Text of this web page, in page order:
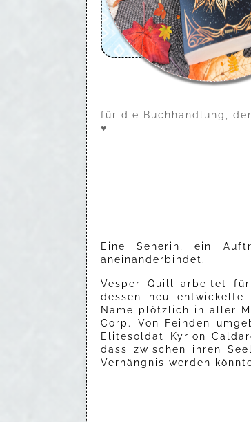
für die Buchhandlung,
♥
Eine Seherin, ein
aneinanderbindet.
Vesper Quill arbeitet
dessen neu
Name plötzlich in aller
Corp. Von Feinden
Elitesoldat Kyrion
dass zwischen ihren
Verhängnis werden